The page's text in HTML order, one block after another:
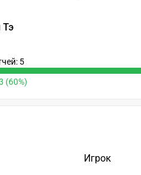
Тэ
5
(60%)
Игрок